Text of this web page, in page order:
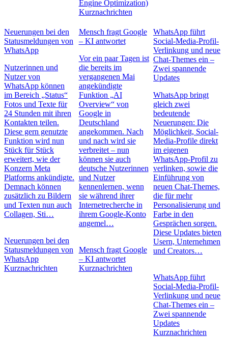
Engine Optimization)
Kurznachrichten
Neuerungen bei den
Statusmeldungen von
WhatsApp
Nutzerinnen und
Nutzer von
WhatsApp können
im Bereich „Status“
Fotos und Texte für
24 Stunden mit ihren
Kontakten teilen.
Diese gern genutzte
Funktion wird nun
Stück für Stück
erweitert, wie der
Konzern Meta
Platforms ankündigte.
Demnach können
zusätzlich zu Bildern
und Texten nun auch
Collagen, Sti…
Neuerungen bei den
Statusmeldungen von
WhatsApp
Kurznachrichten
Mensch fragt Google
– KI antwortet
Vor ein paar Tagen ist
die bereits im
vergangenen Mai
angekündigte
Funktion „AI
Overview“ von
Google in
Deutschland
angekommen. Nach
und nach wird sie
verbreitet – nun
können sie auch
deutsche Nutzerinnen
und Nutzer
kennenlernen, wenn
sie während ihrer
Internetrecherche in
ihrem Google-Konto
angemel…
Mensch fragt Google
– KI antwortet
Kurznachrichten
WhatsApp führt
Social-Media-Profil-
Verlinkung und neue
Chat-Themes ein –
Zwei spannende
Updates
WhatsApp bringt
gleich zwei
bedeutende
Neuerungen: Die
Möglichkeit, Social-
Media-Profile direkt
im eigenen
WhatsApp-Profil zu
verlinken, sowie die
Einführung von
neuen Chat-Themes,
die für mehr
Personalisierung und
Farbe in den
Gesprächen sorgen.
Diese Updates bieten
Usern, Unternehmen
und Creators…
WhatsApp führt
Social-Media-Profil-
Verlinkung und neue
Chat-Themes ein –
Zwei spannende
Updates
Kurznachrichten